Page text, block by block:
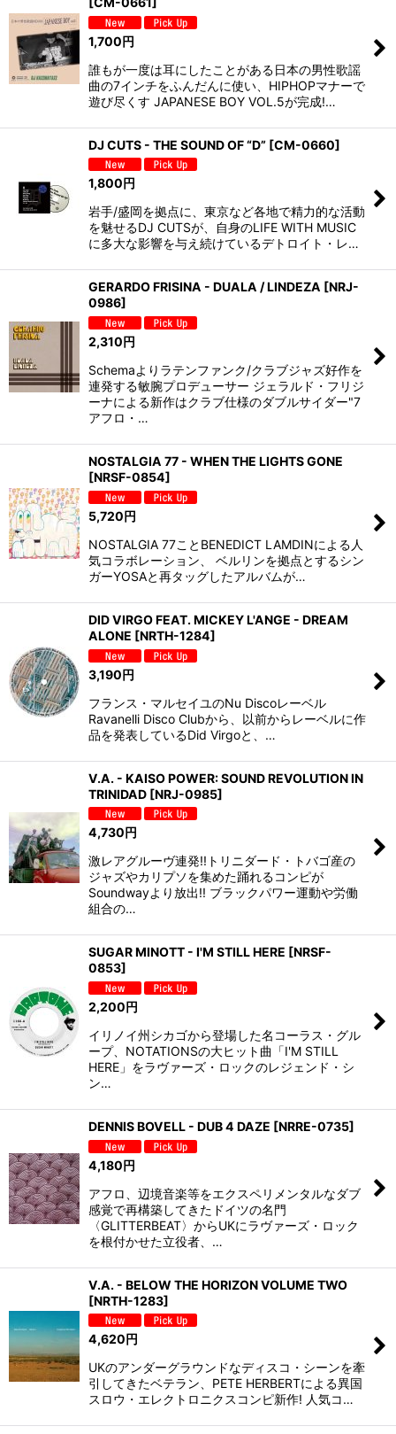
1,700円
誰もが一度は耳にしたことがある日本の男性歌謡
曲の7インチをふんだんに使い、HIPHOPマナーで
遊び尽くす JAPANESE BOY VOL.5が完成!…
DJ CUTS - THE SOUND OF “D” [CM-0660]
1,800 円
岩手/盛岡を拠点に、東京など各地で精力的な活動
を魅せるDJ CUTSが、自身のLIFE WITH MUSIC
に多大な影響を与え続けているデトロイト・レ…
GERARDO FRISINA - DUALA / LINDEZA [NRJ-
0986]
2,310円
Schemaよりラテンファンク/クラブジャズ好作を
連発する敏腕プロデューサー ジェラルド・フリジ
ーナによる新作はクラブ仕様のダブルサイダー"7
アフロ・…
NOSTALGIA 77 - WHEN THE LIGHTS GONE
[NRSF-0854]
5,720円
NOSTALGIA 77ことBENEDICT LAMDINによる人
気コラボレーション、 ベルリンを拠点とするシン
ガーYOSAと再タッグしたアルバムが…
DID VIRGO FEAT. MICKEY L'ANGE - DREAM
ALONE [NRTH-1284]
3,190円
フランス・マルセイユのNu Discoレーベル
Ravanelli Disco Clubから、以前からレーベルに作
品を発表しているDid Virgoと、…
V.A. - KAISO POWER: SOUND REVOLUTION IN
TRINIDAD [NRJ-0985]
4,730円
激レアグルーヴ連発!!トリニダード・トバゴ産の
ジャズやカリプソを集めた踊れるコンピが
Soundwayより放出!! ブラックパワー運動や労働
組合の…
SUGAR MINOTT - I'M STILL HERE [NRSF-
0853]
2,200円
イリノイ州シカゴから登場した名コーラス・グル
ープ、NOTATIONSの大ヒット曲「I'M STILL
HERE」をラヴァーズ・ロックのレジェンド・シ
ン…
DENNIS BOVELL - DUB 4 DAZE [NRRE-0735]
4,180円
アフロ、辺境音楽等をエクスペリメンタルなダブ
感覚で再構築してきたドイツの名門
〈GLITTERBEAT〉からUKにラヴァーズ・ロック
を根付かせた立役者、…
V.A. - BELOW THE HORIZON VOLUME TWO
[NRTH-1283]
4,620円
UKのアンダーグラウンドなディスコ・シーンを牽
引してきたベテラン、PETE HERBERTによる異国
スロウ・エレクトロニクスコンピ新作! 人気コ…